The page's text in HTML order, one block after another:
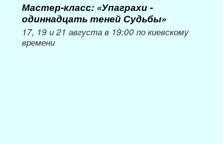
Мастер-класс: «Упаграхи -
одиннадцать теней Судьбы»
17, 19 и 21 августа в 19:00 по киевскому
времени